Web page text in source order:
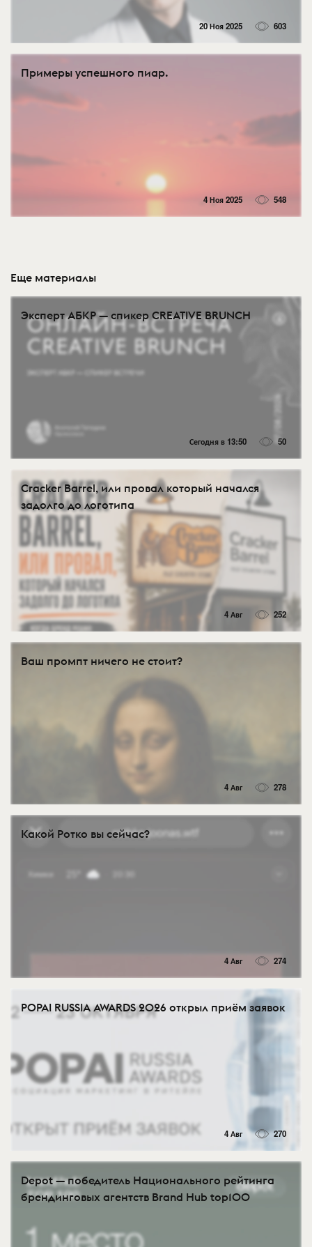
20 Ноя 2025 603
Примеры успешного пиар.
4 Ноя 2025 548
Еще материалы
Эксперт АБКР — спикер CREATIVE BRUNCH
Сегодня в 13:50 50
Cracker Barrel, или провал который начался
задолго до логотипа
4 Авг 252
Ваш промпт ничего не стоит?
4 Авг 278
Какой Ротко вы сейчас?
4 Авг 274
POPAI RUSSIA AWARDS 2026 открыл приём заявок
4 Авг 270
Depot — победитель Национального рейтинга
брендинговых агентств Brand Hub top100